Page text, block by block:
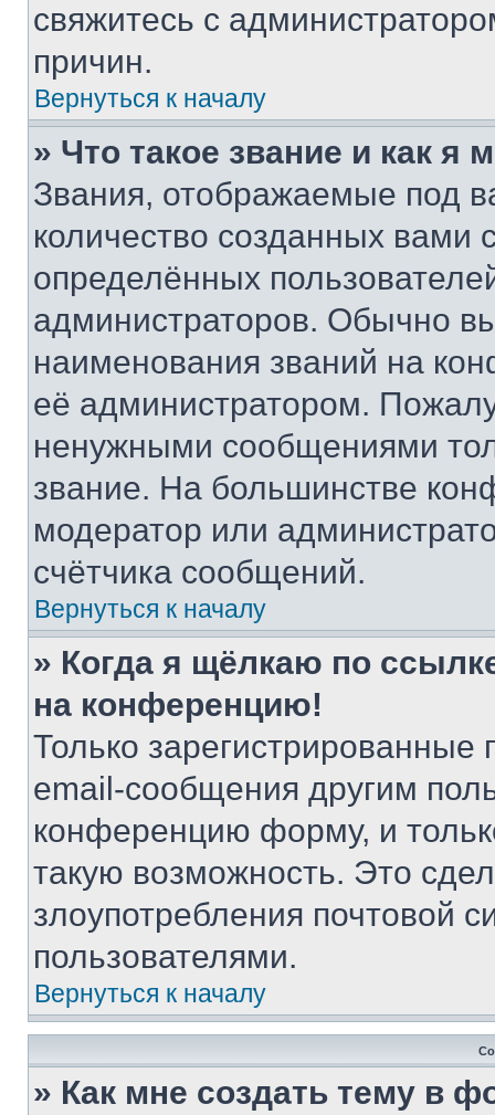
свяжитесь с
причин.
Вернуться к началу
» Что такое звание и как я
Звания, отображаемые под
количество созданных
определённых
администраторов. Обычно
наименования званий на
её администратором.
ненужными сообщениями
звание. На большинстве
модератор или
счётчика сообщений.
Вернуться к началу
» Когда я щёлкаю по
на конференцию!
Только зарегистрированные
email-сообщения другим
конференцию форму, и
такую возможность. Это
злоупотребления почтовой
пользователями.
Вернуться к началу
» Как мне создать тему в